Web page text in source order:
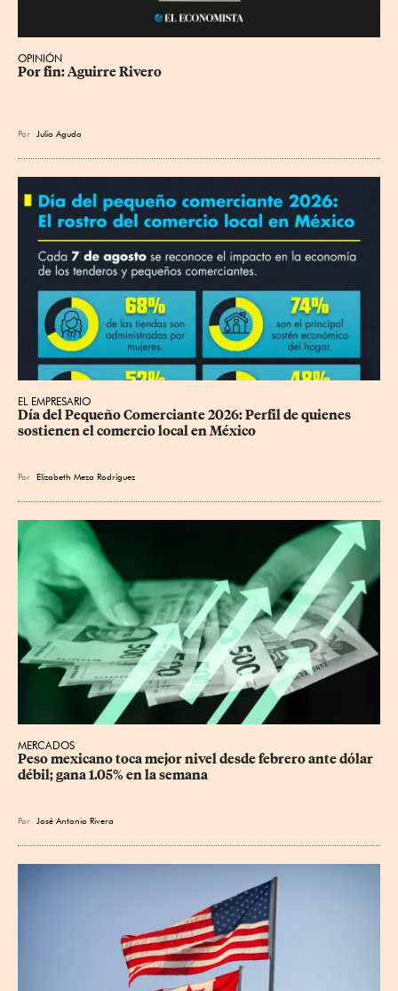
OPINIÓN
Por fin: Aguirre Rivero
Por Julio Agudo
EL EMPRESARIO
Día del Pequeño Comerciante 2026: Perfil de quienes
sostienen el comercio local en México
Por Elizabeth Meza Rodríguez
MERCADOS
Peso mexicano toca mejor nivel desde febrero ante dólar
débil; gana 1.05% en la semana
Por José Antonio Rivera